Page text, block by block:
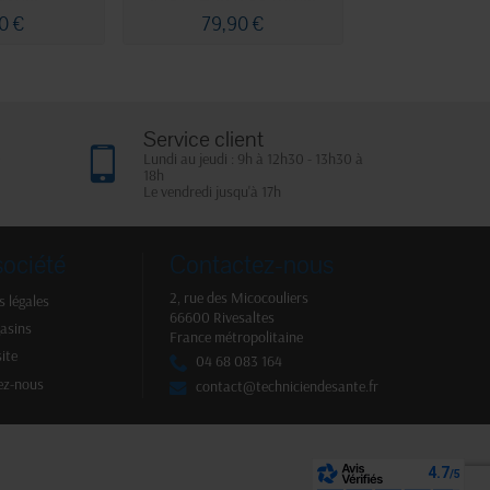
€
79,90 €
Service client
Lundi au jeudi : 9h à 12h30 - 13h30 à
18h
Le vendredi jusqu'à 17h
légales
nous
Contactez-nous
2, rue des Micocouliers
66600 Rivesaltes
France métropolitaine
04 68 083 164
contact@techniciendesante.fr